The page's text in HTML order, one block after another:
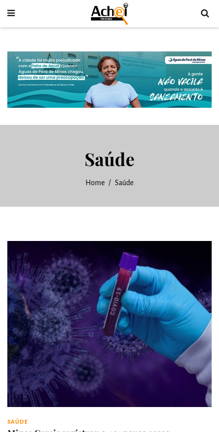
Saúde
Home Saúde
SAÚDE